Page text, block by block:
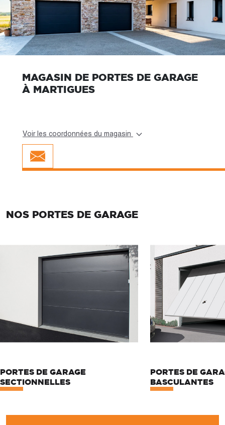
MAGASIN DE PORTES DE GARAGE
À MARTIGUES
Voir les coordonnées du magasin
NOS PORTES DE GARAGE
PORTES DE GARAGE
SECTIONNELLES
PORTES DE
BASCULANTES